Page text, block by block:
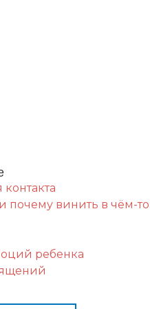
почему винить в чём-
ребенка